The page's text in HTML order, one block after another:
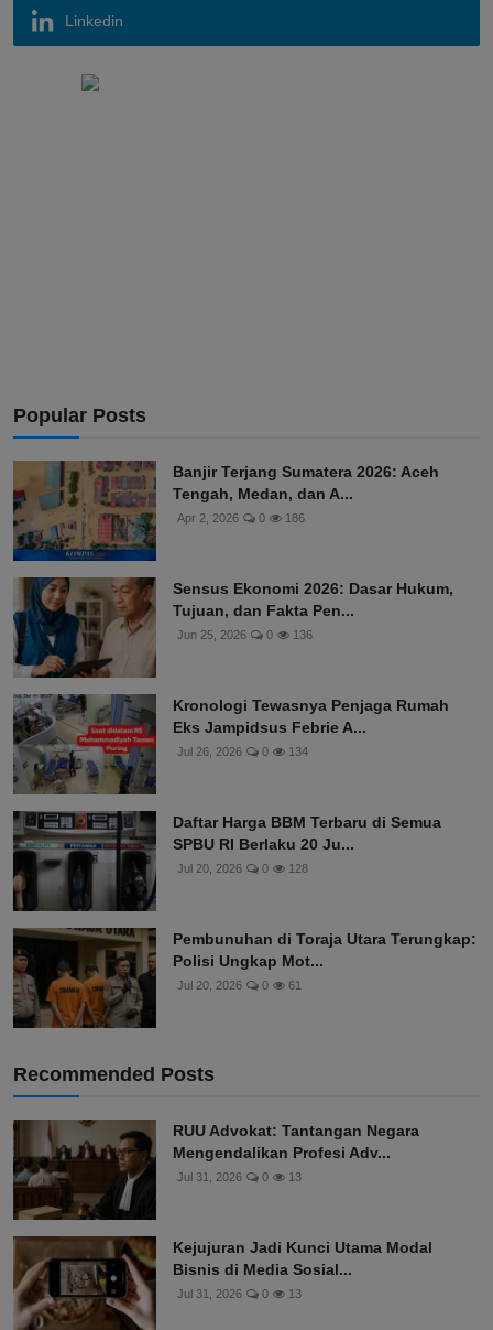
Linkedin
Popular Posts
Banjir Terjang Sumatera 2026: Aceh
Tengah, Medan, dan A...
Apr 2, 2026 0 186
Sensus Ekonomi 2026: Dasar Hukum,
Tujuan, dan Fakta Pen...
Jun 25, 2026 0 136
Kronologi Tewasnya Penjaga Rumah
Eks Jampidsus Febrie A...
Jul 26, 2026 0 134
Daftar Harga BBM Terbaru di Semua
SPBU RI Berlaku 20 Ju...
Jul 20, 2026 0 128
Pembunuhan di Toraja Utara Terungkap:
Polisi Ungkap Mot...
Jul 20, 2026 0 61
Recommended Posts
RUU Advokat: Tantangan Negara
Mengendalikan Profesi Adv...
Jul 31, 2026 0 13
Kejujuran Jadi Kunci Utama Modal
Bisnis di Media Sosial...
Jul 31, 2026 0 13